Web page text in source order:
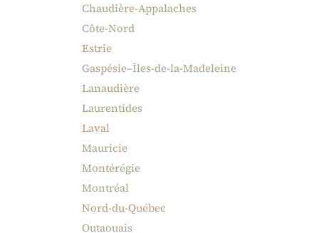
Chaudière-Appalaches
Côte-Nord
Estrie
Gaspésie–Îles-de-la-Madeleine
Lanaudière
Laurentides
Laval
Mauricie
Montérégie
Montréal
Nord-du-Québec
Outaouais